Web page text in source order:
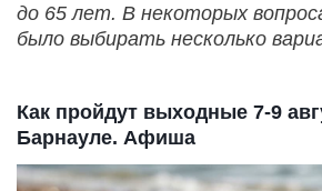
до 65 лет. В некоторых
было выбирать несколько
Как пройдут выходные 7-9
Барнауле. Афиша